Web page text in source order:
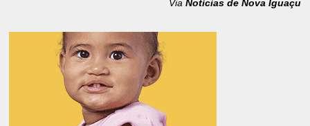
Via Notícias de Nova Iguaçu